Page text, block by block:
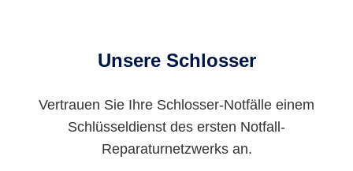
Unsere Schlosser
Vertrauen Sie Ihre Schlosser-Notfälle einem
Schlüsseldienst des ersten Notfall-
Reparaturnetzwerks an.